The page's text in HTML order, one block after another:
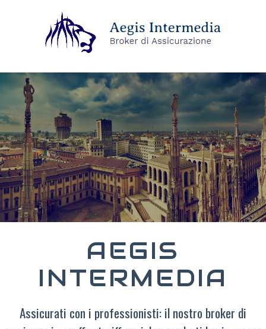
AEGIS
INTERMEDIA
Assicurati con i professionisti: il nostro broker di